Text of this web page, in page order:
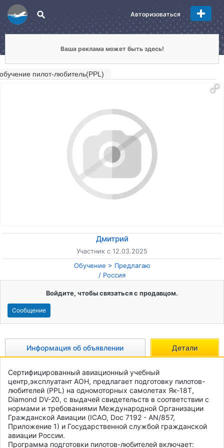
Авторизоваться
Ваша реклама может быть здесь!
обучение пилот-любитель(PPL)
Дмитрий
Участник с 12.03.2025
Обучение
Предлагаю
Россия
/
Войдите, чтобы связаться с продавцом.
Сообщение
Информация об объявлении Детали
Сертифицированный авиационный учебный
центр,эксплуатант АОН, предлагает подготовку пилотов-
любителей (PPL) на одномоторных самолетах Як-18Т,
Diamond DV-20, с выдачей свидетельств в соответствии с
нормами и требованиями Международной Организации
Гражданской Авиации (ICAO, Doc 7192 - AN/857,
Приложение 1) и Государственной службой гражданской
авиации России.
Программа подготовки пилотов-любителей включает: